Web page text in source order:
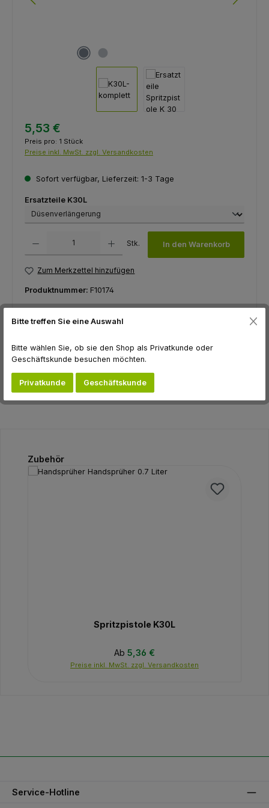
5,53 €
Preis pro: 1 Stück
Preise inkl. MwSt. zzgl. Versandkosten
Sofort verfügbar, Lieferzeit: 1-3 Tage
Ersatzteile K30L
Stk. In den Warenkorb
Zum Merkzettel hinzufügen
Produktnummer: F10174
Produktgalerie überspringen
Zubehör
Spritzpistole K30L
Regulärer Preis:
Ab 5,36 €
Preise inkl. MwSt. zzgl. Versandkosten
Service-Hotline
Bitte treffen Sie eine Auswahl
Bitte wählen Sie, ob sie den Shop als Privatkunde oder
Geschäftskunde besuchen möchten.
Privatkunde Geschäftskunde